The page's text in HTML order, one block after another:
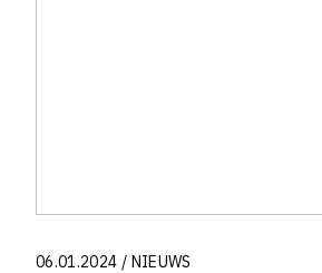
06.01.2024 / NIEUWS